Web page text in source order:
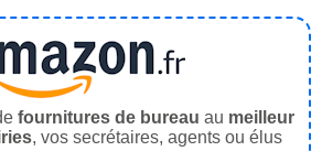
fournitures de bureau au meilleur
, vos secrétaires, agents ou élus